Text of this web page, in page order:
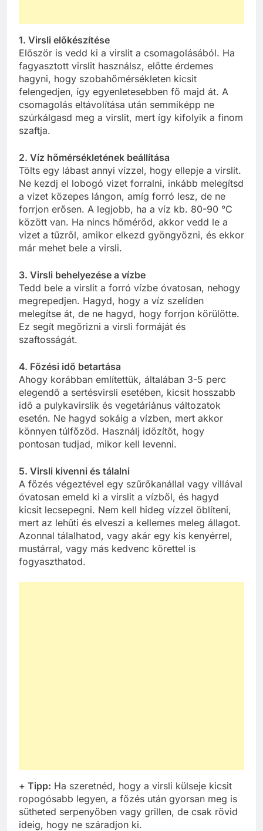
1. Virsli előkészítése
Először is vedd ki a virslit a csomagolásából. Ha
fagyasztott virslit használsz, előtte érdemes
hagyni, hogy szobahőmérsékleten kicsit
felengedjen, így egyenletesebben fő majd át. A
csomagolás eltávolítása után semmiképp ne
szúrkálgasd meg a virslit, mert így kifolyik a finom
szaftja.
2. Víz hőmérsékletének beállítása
Tölts egy lábast annyi vízzel, hogy ellepje a virslit.
Ne kezdj el lobogó vizet forralni, inkább melegítsd
a vizet közepes lángon, amíg forró lesz, de ne
forrjon erősen. A legjobb, ha a víz kb. 80-90 °C
között van. Ha nincs hőmérőd, akkor vedd le a
vizet a tűzről, amikor elkezd gyöngyözni, és ekkor
már mehet bele a virsli.
3. Virsli behelyezése a vízbe
Tedd bele a virslit a forró vízbe óvatosan, nehogy
megrepedjen. Hagyd, hogy a víz szelíden
melegítse át, de ne hagyd, hogy forrjon körülötte.
Ez segít megőrizni a virsli formáját és
szaftosságát.
4. Főzési idő betartása
Ahogy korábban említettük, általában 3-5 perc
elegendő a sertésvirsli esetében, kicsit hosszabb
idő a pulykavirslik és vegetáriánus változatok
esetén. Ne hagyd sokáig a vízben, mert akkor
könnyen túlfőzöd. Használj időzítőt, hogy
pontosan tudjad, mikor kell levenni.
5. Virsli kivenni és tálalni
A főzés végeztével egy szűrőkanállal vagy villával
óvatosan emeld ki a virslit a vízből, és hagyd
kicsit lecsepegni. Nem kell hideg vízzel öblíteni,
mert az lehűti és elveszi a kellemes meleg állagot.
Azonnal tálalhatod, vagy akár egy kis kenyérrel,
mustárral, vagy más kedvenc körettel is
fogyaszthatod.
+ Tipp: Ha szeretnéd, hogy a virsli külseje kicsit
ropogósabb legyen, a főzés után gyorsan meg is
sütheted serpenyőben vagy grillen, de csak rövid
ideig, hogy ne száradjon ki.